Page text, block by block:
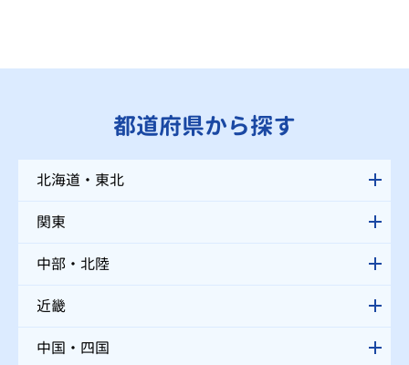
都道府県から探す
北海道・東北
関東
中部・北陸
近畿
中国・四国